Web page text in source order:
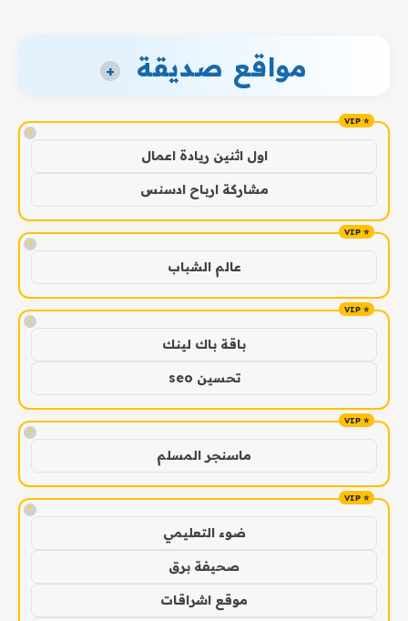
مواقع صديقة +
!
اول اثنين ريادة اعمال
مشاركة ارباح ادسنس
!
عالم الشباب
!
باقة باك لينك
تحسين seo
!
ماسنجر المسلم
!
ضوء التعليمي
صحيفة برق
موقع اشراقات